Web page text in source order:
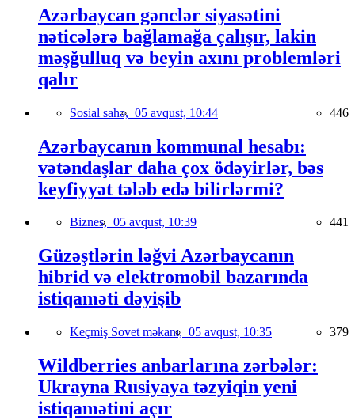
Azərbaycan gənclər siyasətini
nəticələrə bağlamağa çalışır, lakin
məşğulluq və beyin axını problemləri
qalır
Sosial sahə, 05 avqust, 10:44 446
Azərbaycanın kommunal hesabı:
vətəndaşlar daha çox ödəyirlər, bəs
keyfiyyət tələb edə bilirlərmi?
Biznes, 05 avqust, 10:39 441
Güzəştlərin ləğvi Azərbaycanın
hibrid və elektromobil bazarında
istiqaməti dəyişib
Keçmiş Sovet məkanı, 05 avqust, 10:35 379
Wildberries anbarlarına zərbələr:
Ukrayna Rusiyaya təzyiqin yeni
istiqamətini açır